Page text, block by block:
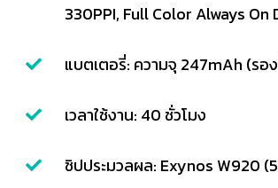
330PPI, Full Color Always On
แบตเตอรี่: ความจุ 247mAh (รอ
เวลาใช้งาน: 40 ชั่วโมง
ชิปประมวลผล: Exynos W920